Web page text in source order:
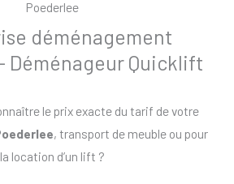
Poederlee
déménagement
Déménageur Quicklift
le prix exacte du tarif de votre
, transport de meuble ou pour
la location d’un lift ?